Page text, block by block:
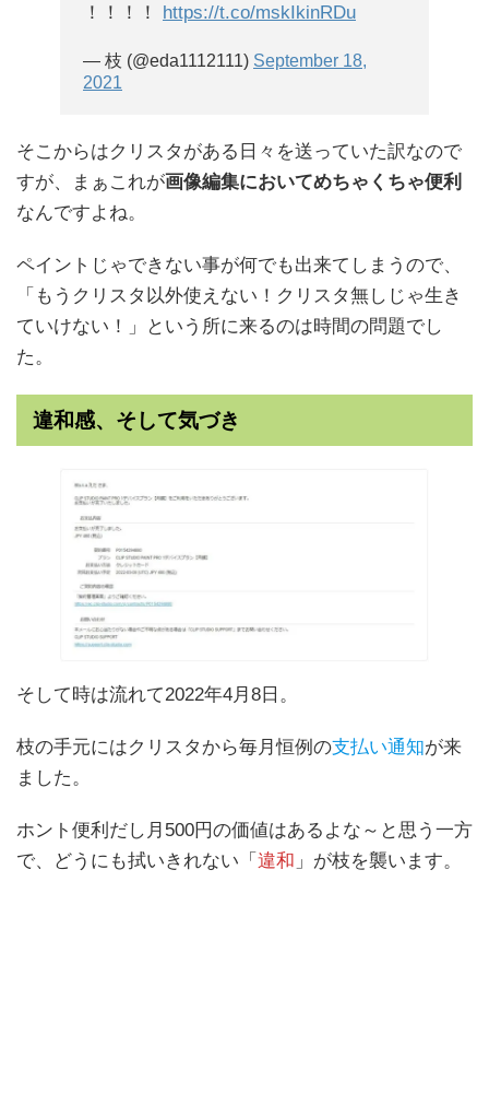
！！！！ https://t.co/mskIkinRDu
— 枝 (@eda1112111) September 18,
2021
そこからはクリスタがある日々を送っていた訳なので
すが、まぁこれが画像編集においてめちゃくちゃ便利
なんですよね。
ペイントじゃできない事が何でも出来てしまうので、
「もうクリスタ以外使えない！クリスタ無しじゃ生き
ていけない！」という所に来るのは時間の問題でし
た。
違和感、そして気づき
そして時は流れて2022年4月8日。
枝の手元にはクリスタから毎月恒例の支払い通知が来
ました。
ホント便利だし月500円の価値はあるよな～と思う一方
で、どうにも拭いきれない「 違和 」が枝を襲います。